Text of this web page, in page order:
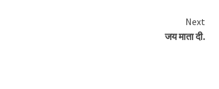
Next
जय माता दी.